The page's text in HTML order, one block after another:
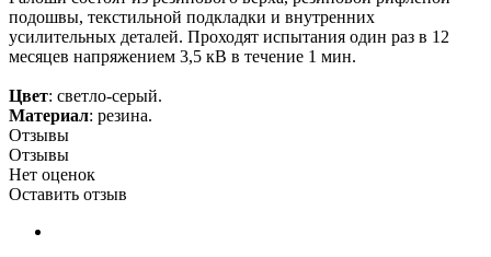
подошвы, текстильной подкладки и внутренних
усилительных деталей. Проходят испытания один раз в 12
месяцев напряжением 3,5 кВ в течение 1 мин.
Цвет: светло-серый.
Материал: резина.
Отзывы
Отзывы
Нет оценок
Оставить отзыв